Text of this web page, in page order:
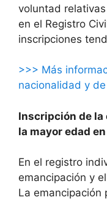
voluntad
en el Registro
inscripciones
>>> Más
nacionalidad y
Inscripción de la
la mayor edad
En el registro
emancipación y
La emancipación